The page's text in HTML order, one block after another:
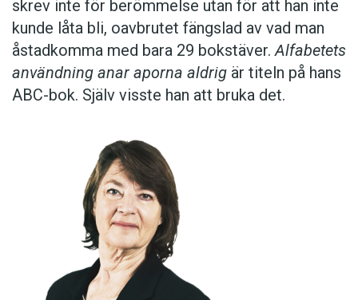
skrev inte för berömmelse utan för att han inte
kunde låta bli, oavbrutet fängslad av vad man
åstadkomma med bara 29 bokstäver.Alfabetets
användning anar aporna aldrig är titeln på hans
ABC-bok. Själv visste han att bruka det.